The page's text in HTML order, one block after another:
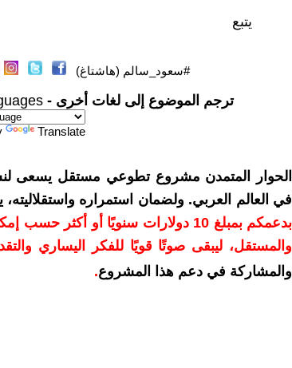
يتبع
#سعود_سالم (هاشتاغ)
ترجم الموضوع إلى لغات أخرى -
Translate
الحوار المتمدن مشروع تطوعي مستقل يسعى لنشر
في العالم العربي. ولضمان استمراره
بدعمكم بمبلغ 10 دولارات سنويًا أو
والمستقل، ليبقى صوتًا قويًا للفكر اليساري
والمشاركة في دعم هذا المشروع.